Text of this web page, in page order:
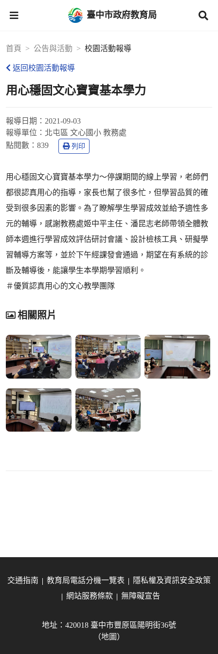
臺中市政府教育局
首頁 公告與活動 校園活動報導
返回校園活動報導
用心穩固文心寶寶基本學力
報導日期： 2021-09-03
報導單位： 北屯區 文心國小 教務處
點閱數： 839 列印
用心穩固文心寶寶基本學力～停課期間的線上學習，老師們
都很認真用心的指導，家長也幫了很多忙，但學習品質的確
受到很多因素的影響。為了瞭解學生學習成效並給予適性多
元的輔導，感謝教務處姬中平主任、潘昆志老師帶領全體教
師本週進行學習成效評估研討會議、設計檢核工具、研擬學
習輔導方案等，並於下午經課發會通過，期望在有系統的診
斷及輔導後，能讓學生本學期學習順利。
＃優質認真用心的文心教學團隊
相關照片
交通指南 教育局電話分機一覽表
隱私權及資訊安全政策
網站服務條款
無障礙宣告
地址：420018 臺中市豐原區陽明街36號
（地圖）